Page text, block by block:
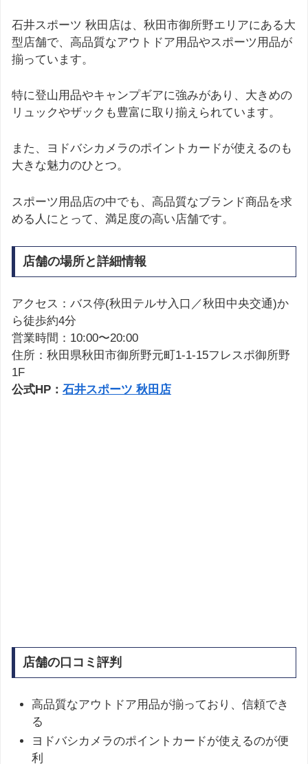
石井スポーツ 秋田店は、秋田市御所野エリアにある大
型店舗で、高品質なアウトドア用品やスポーツ用品が
揃っています。
特に登山用品やキャンプギアに強みがあり、大きめの
リュックやザックも豊富に取り揃えられています。
また、ヨドバシカメラのポイントカードが使えるのも
大きな魅力のひとつ。
スポーツ用品店の中でも、高品質なブランド商品を求
める人にとって、満足度の高い店舗です。
店舗の場所と詳細情報
アクセス：バス停(秋田テルサ入口／秋田中央交通)か
ら徒歩約4分
営業時間：10:00〜20:00
住所：秋田県秋田市御所野元町1-1-15フレスポ御所野
1F
公式HP： 石井スポーツ 秋田店
店舗の口コミ評判
高品質なアウトドア用品が揃っており、信頼でき
る​
ヨドバシカメラのポイントカードが使えるのが便
利​